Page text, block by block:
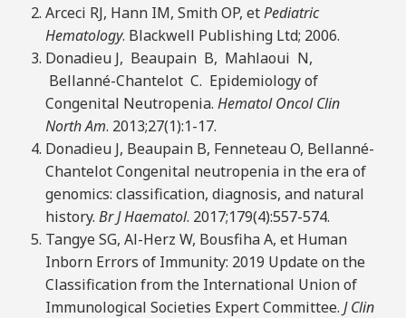
Arceci RJ, Hann IM, Smith OP, etPediatric
Hematology. Blackwell Publishing Ltd; 2006.
Donadieu J, Beaupain B, Mahlaoui N,
Bellanné-Chantelot C. Epidemiology of
Congenital Neutropenia. Hematol Oncol Clin
North Am. 2013;27(1):1-17.
Donadieu J, Beaupain B, Fenneteau O, Bellanné-
Chantelot Congenital neutropenia in the era of
genomics: classification, diagnosis, and natural
history. Br J Haematol. 2017;179(4):557-574.
Tangye SG, Al-Herz W, Bousfiha A, et Human
Inborn Errors of Immunity: 2019 Update on the
Classification from the International Union of
Immunological Societies Expert Committee. J Clin